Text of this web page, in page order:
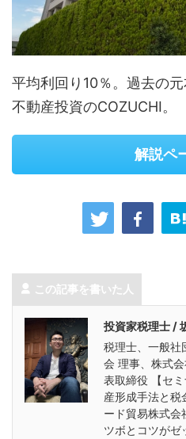
平均利回り10％。過去の元
不動産投資のCOZUCHI。
解説ペ
この記事を書いた人
投資家税理士 /
税理士、一般社
会 理事、株式
表取締役 【セ
産形成手法と税
ード貿易株式会
ツボとコツがゼ